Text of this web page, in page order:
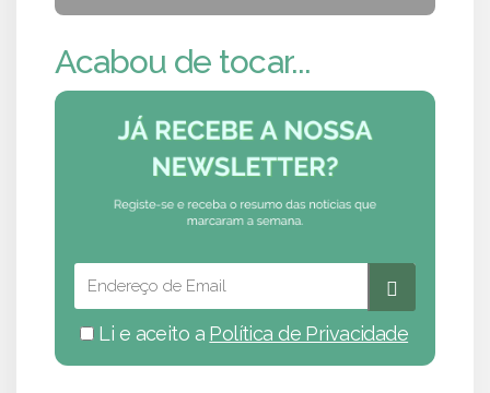
Acabou de tocar...
Li e aceito a Política de Privacidade